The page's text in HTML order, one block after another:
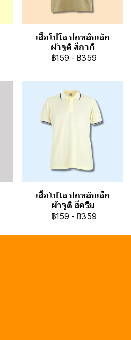
เสื้อโปโล ปกขลิบเล็ก
ผ้าจูติ สีกากี
฿159 - ฿359
เสื้อโปโล ปกขลิบเล็ก
ผ้าจูติ สีครีม
฿159 - ฿359